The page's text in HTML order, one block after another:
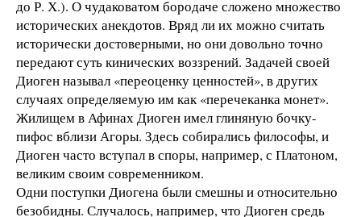
до Р. Х.). О чудаковатом бородаче сложено множество
исторических анекдотов. Вряд ли их можно считать
исторически достоверными, но они довольно точно
передают суть кинических воззрений. Задачей своей
Диоген называл «переоценку ценностей», в других
случаях определяемую им как «перечеканка монет».
Жилищем в Афинах Диоген имел глиняную бочку-
пифос вблизи Агоры. Здесь собирались философы, и
Диоген часто вступал в споры, например, с Платоном,
великим своим современником.
Одни поступки Диогена были смешны и относительно
безобидны. Случалось, например, что Диоген средь